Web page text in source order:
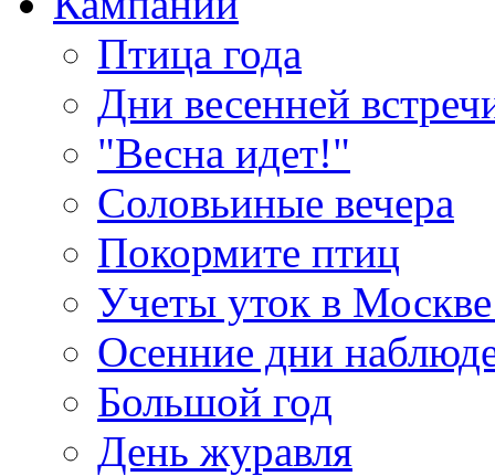
Птица года
Дни весенней
"Весна идет!"
Соловьиные вечера
Покормите птиц
Учеты уток в
Осенние дни
Большой год
День журавля